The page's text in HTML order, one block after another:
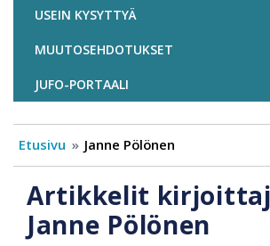
USEIN KYSYTTYÄ
MUUTOSEHDOTUKSET
JUFO-PORTAALI
Etusivu Janne Pölönen
Artikkelit
Janne Pölönen